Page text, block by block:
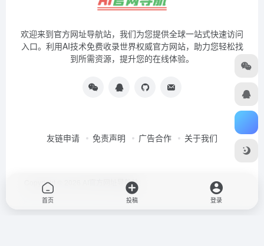
欢迎来到官方网址导航站，我们为您提供全球一站式快速访问
入口。利用AI技术免费收录世界权威官方网站，助力您轻松找
到所需资源，提升您的在线体验。
友链申请 免责声明 广告合作 关于我们
Copyright © 2026 AI官方网址导航站
首页 投稿 登录